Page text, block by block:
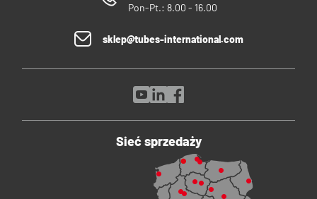
Pon-Pt.: 8.00 - 16.00
sklep@tubes-international.com
Sieć sprzedaży